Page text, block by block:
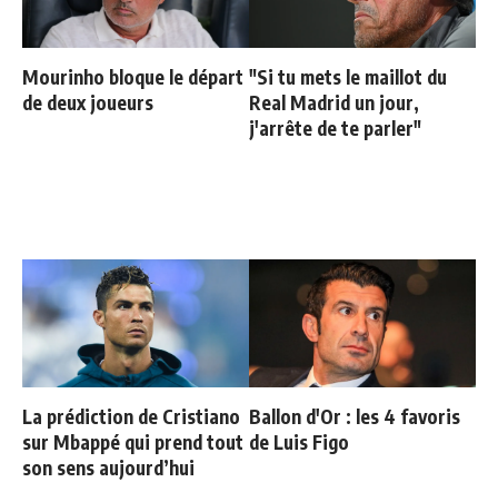
Mourinho bloque le départ
de deux joueurs
"Si tu mets le maillot du
Real Madrid un jour,
j'arrête de te parler"
La prédiction de Cristiano
sur Mbappé qui prend tout
son sens aujourd’hui
Ballon d'Or : les 4 favoris
de Luis Figo